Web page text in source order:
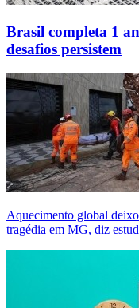
Brasil completa 1
desafios persistem
Aquecimento global
tragédia em MG, diz